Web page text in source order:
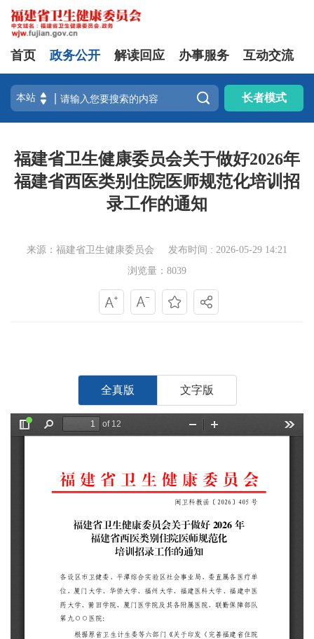
首页 政务公开 解读回应 办事服务 互动交流
 长者模式
福建省卫生健康委员会关于做好2026年
福建省西医类别住院医师规范化培训招
录工作的通知
来源：福建省卫生健康委员会
发布时间 : 2026-05-29 14:21
浏览量：8039
全真版 文字版